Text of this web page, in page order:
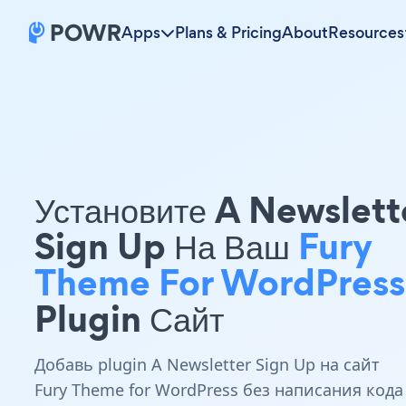
Apps Plans & PricingAboutResources
Установите A
Sign Up На Ваш Fury
Theme For WordPress
Plugin Сайт
Добавь plugin A Newsletter Sign Up на сайт
Fury Theme for WordPress без написания кода